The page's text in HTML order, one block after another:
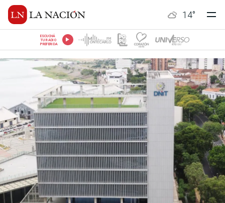
14°
ESCUCHÁ
TU RADIO
PREFERIDA